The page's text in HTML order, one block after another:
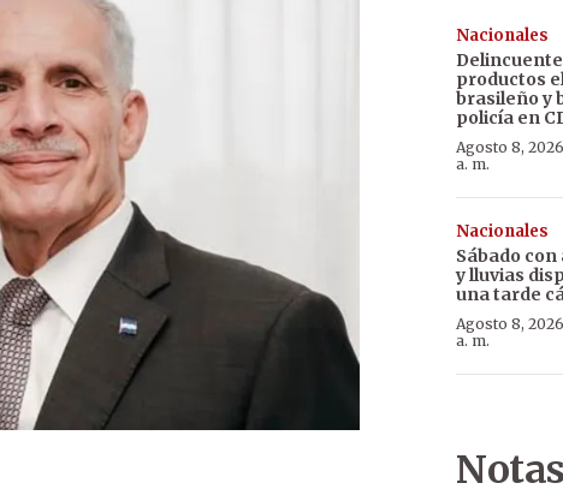
Nacionales
productos
brasileño y
policía en
Agosto 8,
a. m.
Nacionales
Sábado
y lluvias
una tarde
Agosto 8,
a. m.